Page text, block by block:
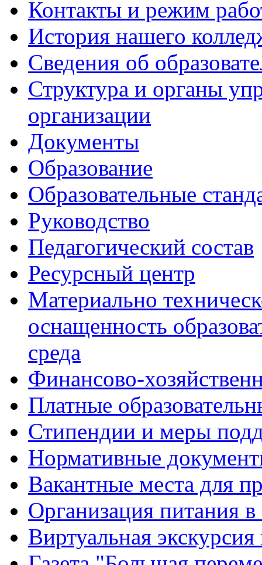
Контакты и режим
История нашего
Сведения об
Структура и органы
организации
Документы
Образование
Образовательные
Руководство
Педагогический состав
Ресурсный центр
Материально
оснащенность
среда
Финансово-
Платные
Стипендии и меры
Нормативные
Вакантные места для
Организация питания в
Виртуальная